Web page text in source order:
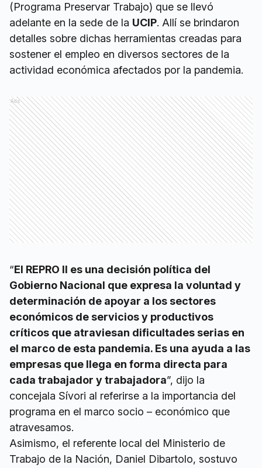
(Programa Preservar Trabajo) que se llevó
adelante en la sede de la UCIP. Allí se brindaron
detalles sobre dichas herramientas creadas para
sostener el empleo en diversos sectores de la
actividad económica afectados por la pandemia.
Ads
“El REPRO II es una decisión política del
Gobierno Nacional que expresa la voluntad y
determinación de apoyar a los sectores
económicos de servicios y productivos
críticos que atraviesan dificultades serias en
el marco de esta pandemia. Es una ayuda a las
empresas que llega en forma directa para
cada trabajador y trabajadora”, dijo la
concejala Sívori al referirse a la importancia del
programa en el marco socio – económico que
atravesamos.
Asimismo, el referente local del Ministerio de
Trabajo de la Nación, Daniel Dibartolo, sostuvo